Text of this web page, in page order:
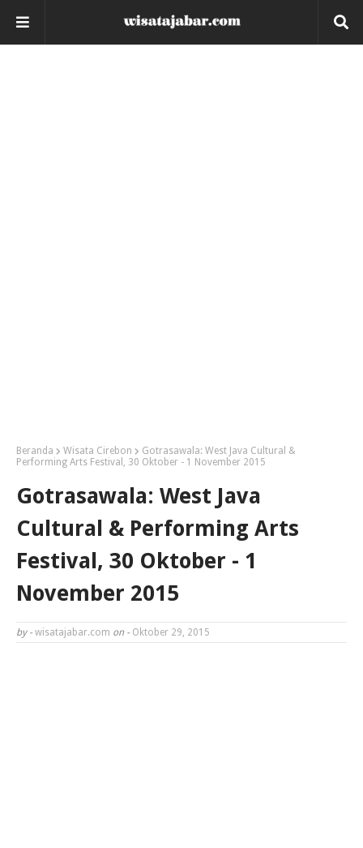
Beranda Wisata Cirebon
Gotrasawala: West Java Cultural &
Performing Arts Festival, 30 Oktober - 1 November 2015
Gotrasawala: West Java
Cultural & Performing Arts
Festival, 30 Oktober - 1
November 2015
by - wisatajabar.com on - Oktober 29, 2015